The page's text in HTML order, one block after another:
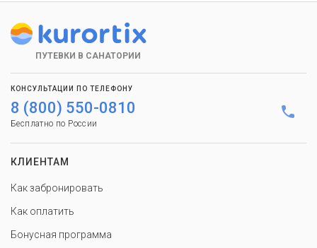
ПУТЕВКИ В САНАТОРИИ
КОНСУЛЬТАЦИИ ПО ТЕЛЕФОНУ
8 (800) 550-0810
Бесплатно по России
КЛИЕНТАМ
Как забронировать
Как оплатить
Бонусная программа